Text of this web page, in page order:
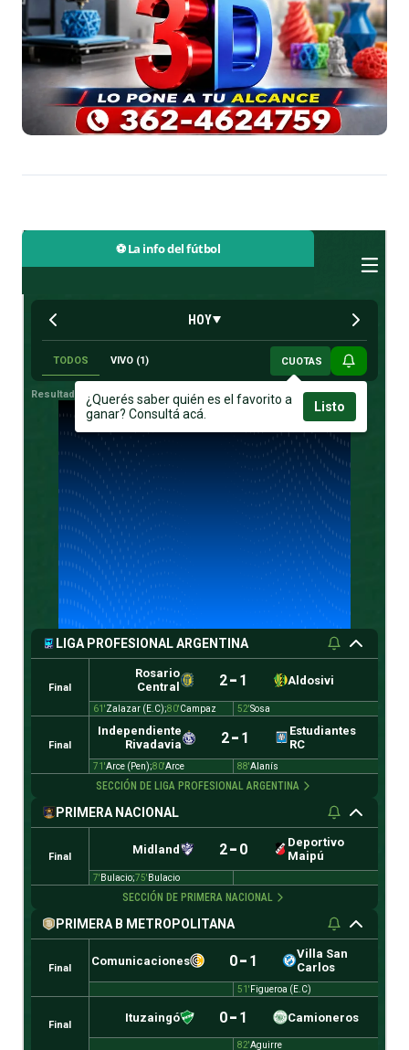
⚽ La info del fútbol